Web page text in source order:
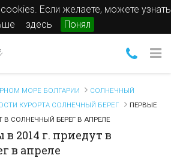
Если желаете, можете узнать
здесь Понял
МОРЕ БОЛГАРИИ
СОЛНЕЧНЫЙ
КУРОРТА СОЛНЕЧНЫЙ БЕРЕГ
ПЕРВЫЕ
В СОЛНЕЧНЫЙ БЕРЕГ В АПРЕЛЕ
2014 г. приедут в
в апреле